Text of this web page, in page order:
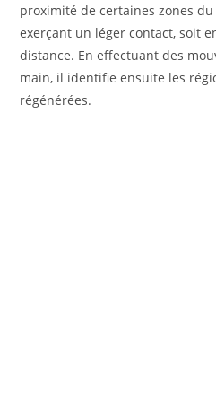
proximité de certaines zones
exerçant un léger contact, soit
distance. En effectuant des
main, il identifie ensuite les
régénérées.